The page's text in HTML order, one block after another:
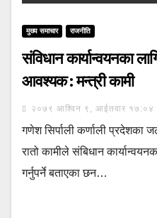
मुख्य समाचार राजनीति
संविधान कार्यान्वयनका
आवश्यक : मन्त्री कामी
२०७९ आश्विन ९, आईतवार १७:०४
गणेश सिर्पाली कर्णाली प्रदेशका
रातो कामीले संबिधान
गर्नुपर्ने बताएका छन…